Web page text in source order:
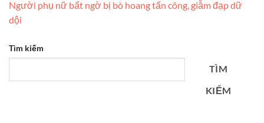
Người phụ nữ bất ngờ bị bò hoang tấn công, giẫm đạp dữ
dội
Tìm kiếm
TÌM
KIẾM